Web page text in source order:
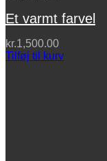
Et varmt farvel
kr.1,500.00
Tilføj til kurv